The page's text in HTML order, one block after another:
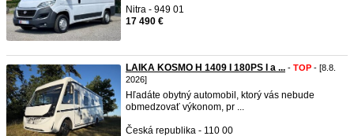
Nitra - 949 01
17 490 €
LAIKA KOSMO H 1409 I 180PS I a ... - TOP - [8.8.
2026]
Hľadáte obytný automobil, ktorý vás nebude
obmedzovať výkonom, pr ...
Česká republika - 110 00